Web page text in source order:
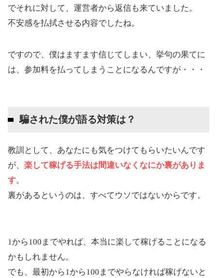
でそれに対して、運営者から返信も来ていました。
不安感を払拭させる内容でしたね。
ですので、僕はますます信じてしまい、挙句の果てに
は、参加料を払ってしまうことになるんですが・・・
騙された僕が語る対策は？
教訓として、あなたにも気をつけてもらいたいんです
が、 楽して稼げる手法は間違いなくなにか裏がありま
す。
裏があるというのは、すべてウソではないからです。
1から100までやれば、本当に楽して稼げることになる
かもしれません。
でも、最初から1から100までやらなければ稼げないと